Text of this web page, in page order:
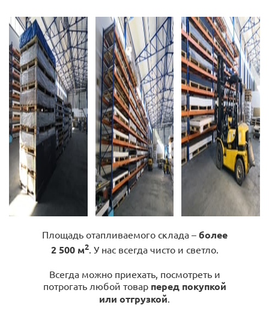
Площадь отапливаемого склада – более
2 500 м2. У нас всегда чисто и светло.
Всегда можно приехать, посмотреть и
потрогать любой товар перед покупкой
или отгрузкой.